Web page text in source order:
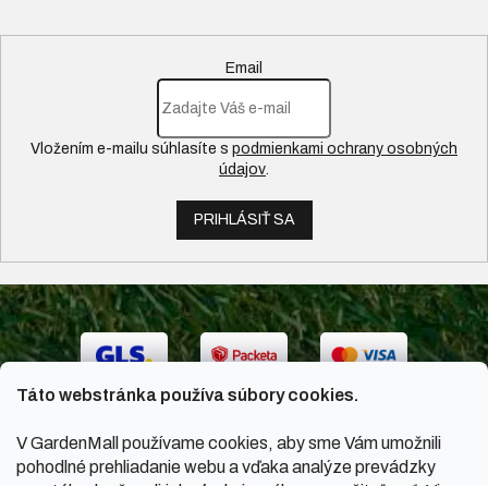
Táto webstránka používa súbory cookies.
V GardenMall používame cookies, aby sme Vám umožnili
pohodlné prehliadanie webu a vďaka analýze prevádzky
Email
Vložením e-mailu súhlasíte s podmienkami ochrany osobných
údajov.
PRIHLÁSIŤ SA